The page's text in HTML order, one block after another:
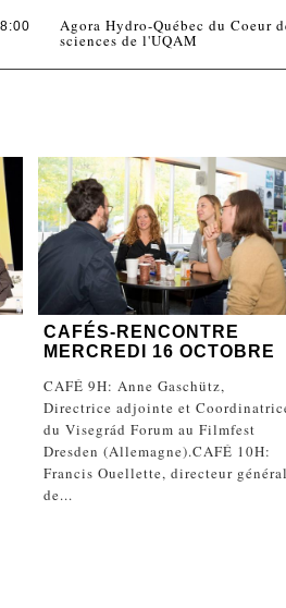
Agora Hydro-Québec du Coeur
sciences de l'UQAM
CAFÉS-RENCONTRE
MERCREDI 16 OCTOBRE
CAFÉ 9H: Anne Gaschütz,
Directrice adjointe et
du Visegrád Forum au Filmfest
Dresden (Allemagne).CAFÉ 10H:
Francis Ouellette, directeur général
de...